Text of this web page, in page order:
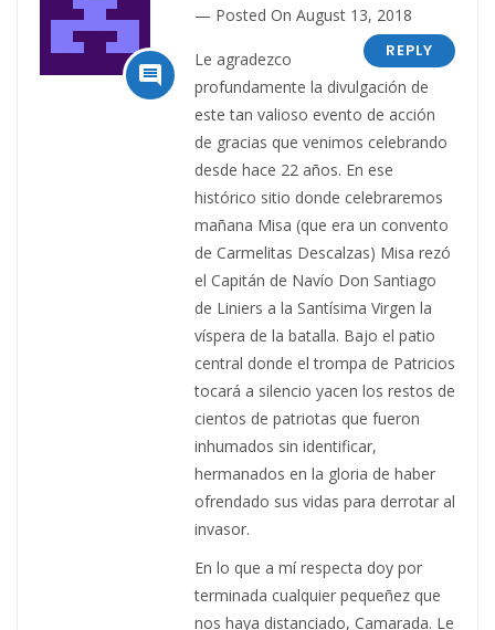

Posted On August 13, 2018
REPLY
Le agradezco
profundamente la divulgación de
este tan valioso evento de acción
de gracias que venimos celebrando
desde hace 22 años. En ese
histórico sitio donde celebraremos
mañana Misa (que era un convento
de Carmelitas Descalzas) Misa rezó
el Capitán de Navío Don Santiago
de Liniers a la Santísima Virgen la
víspera de la batalla. Bajo el patio
central donde el trompa de Patricios
tocará a silencio yacen los restos de
cientos de patriotas que fueron
inhumados sin identificar,
hermanados en la gloria de haber
ofrendado sus vidas para derrotar al
invasor.
En lo que a mí respecta doy por
terminada cualquier pequeñez que
nos haya distanciado, Camarada. Le